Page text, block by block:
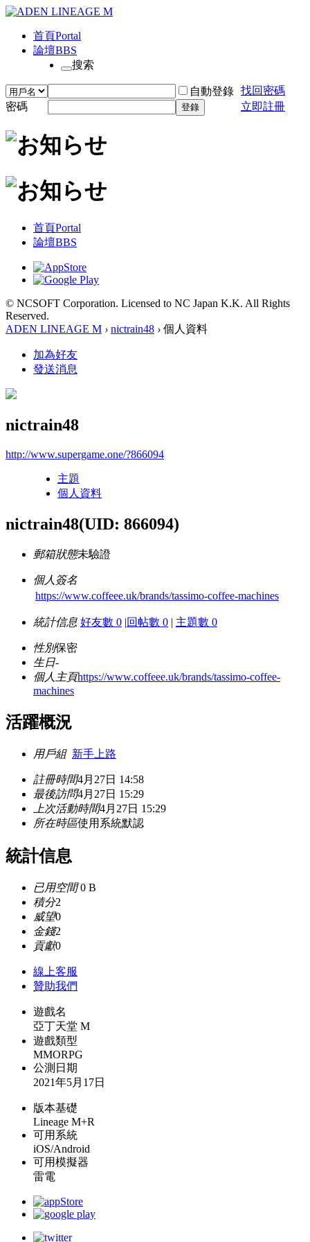
首頁Portal
論壇BBS
搜索
自動登錄 找回密碼
密碼
登錄 立即註冊
首頁Portal
論壇BBS
© NCSOFT Corporation. Licensed to NC Japan K.K. All Rights
Reserved.
ADEN LINEAGE M › nictrain48 › 個人資料
加為好友
發送消息
nictrain48
http://www.supergame.one/?866094
主題
個人資料
nictrain48(UID: 866094)
郵箱狀態未驗證
個人簽名
https://www.coffeee.uk/brands/tassimo-coffee-machines
統計信息 好友數 0 |回帖數 0 | 主題數 0
性別保密
生日-
個人主頁https://www.coffeee.uk/brands/tassimo-coffee-
machines
活躍概況
用戶組 新手上路
註冊時間4月27日 14:58
最後訪問4月27日 15:29
上次活動時間4月27日 15:29
所在時區使用系統默認
統計信息
已用空間0 B
積分2
威望0
金錢2
貢獻0
線上客服
贊助我們
遊戲名
亞丁天堂 M
遊戲類型
MMORPG
公測日期
2021年5月17日
版本基礎
Lineage M+R
可用系統
iOS/Android
可用模擬器
雷電